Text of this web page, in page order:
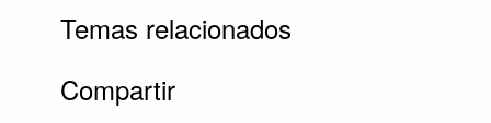
Temas relacionados
Compartir